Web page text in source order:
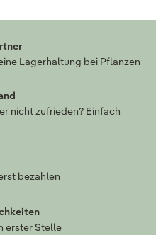
Lagerhaltung bei Pflanzen
nicht zufrieden? Einfach
bezahlen
erster Stelle